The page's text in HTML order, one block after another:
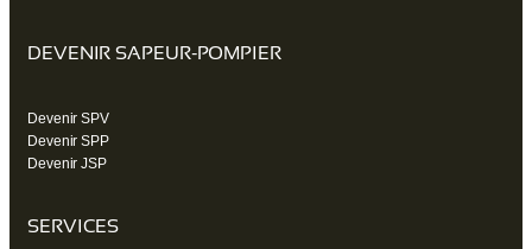
DEVENIR SAPEUR-POMPIER
Devenir SPV
Devenir SPP
Devenir JSP
SERVICES